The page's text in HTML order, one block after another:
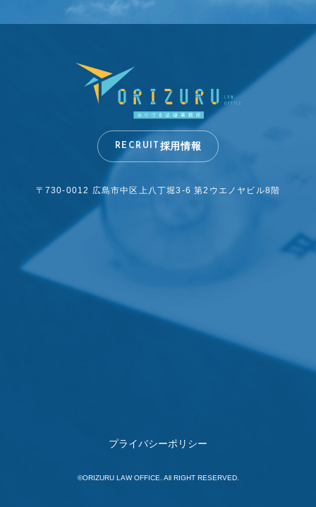
RECRUIT 採用情報
〒730-0012 広島市中区上八丁堀3-6第2ウエノヤビル8階
プライバシーポリシー
©ORIZURU LAW OFFICE. All RIGHT RESERVED.